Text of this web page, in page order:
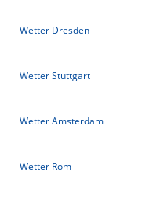
Wetter Dresden
Wetter Stuttgart
Wetter Amsterdam
Wetter Rom